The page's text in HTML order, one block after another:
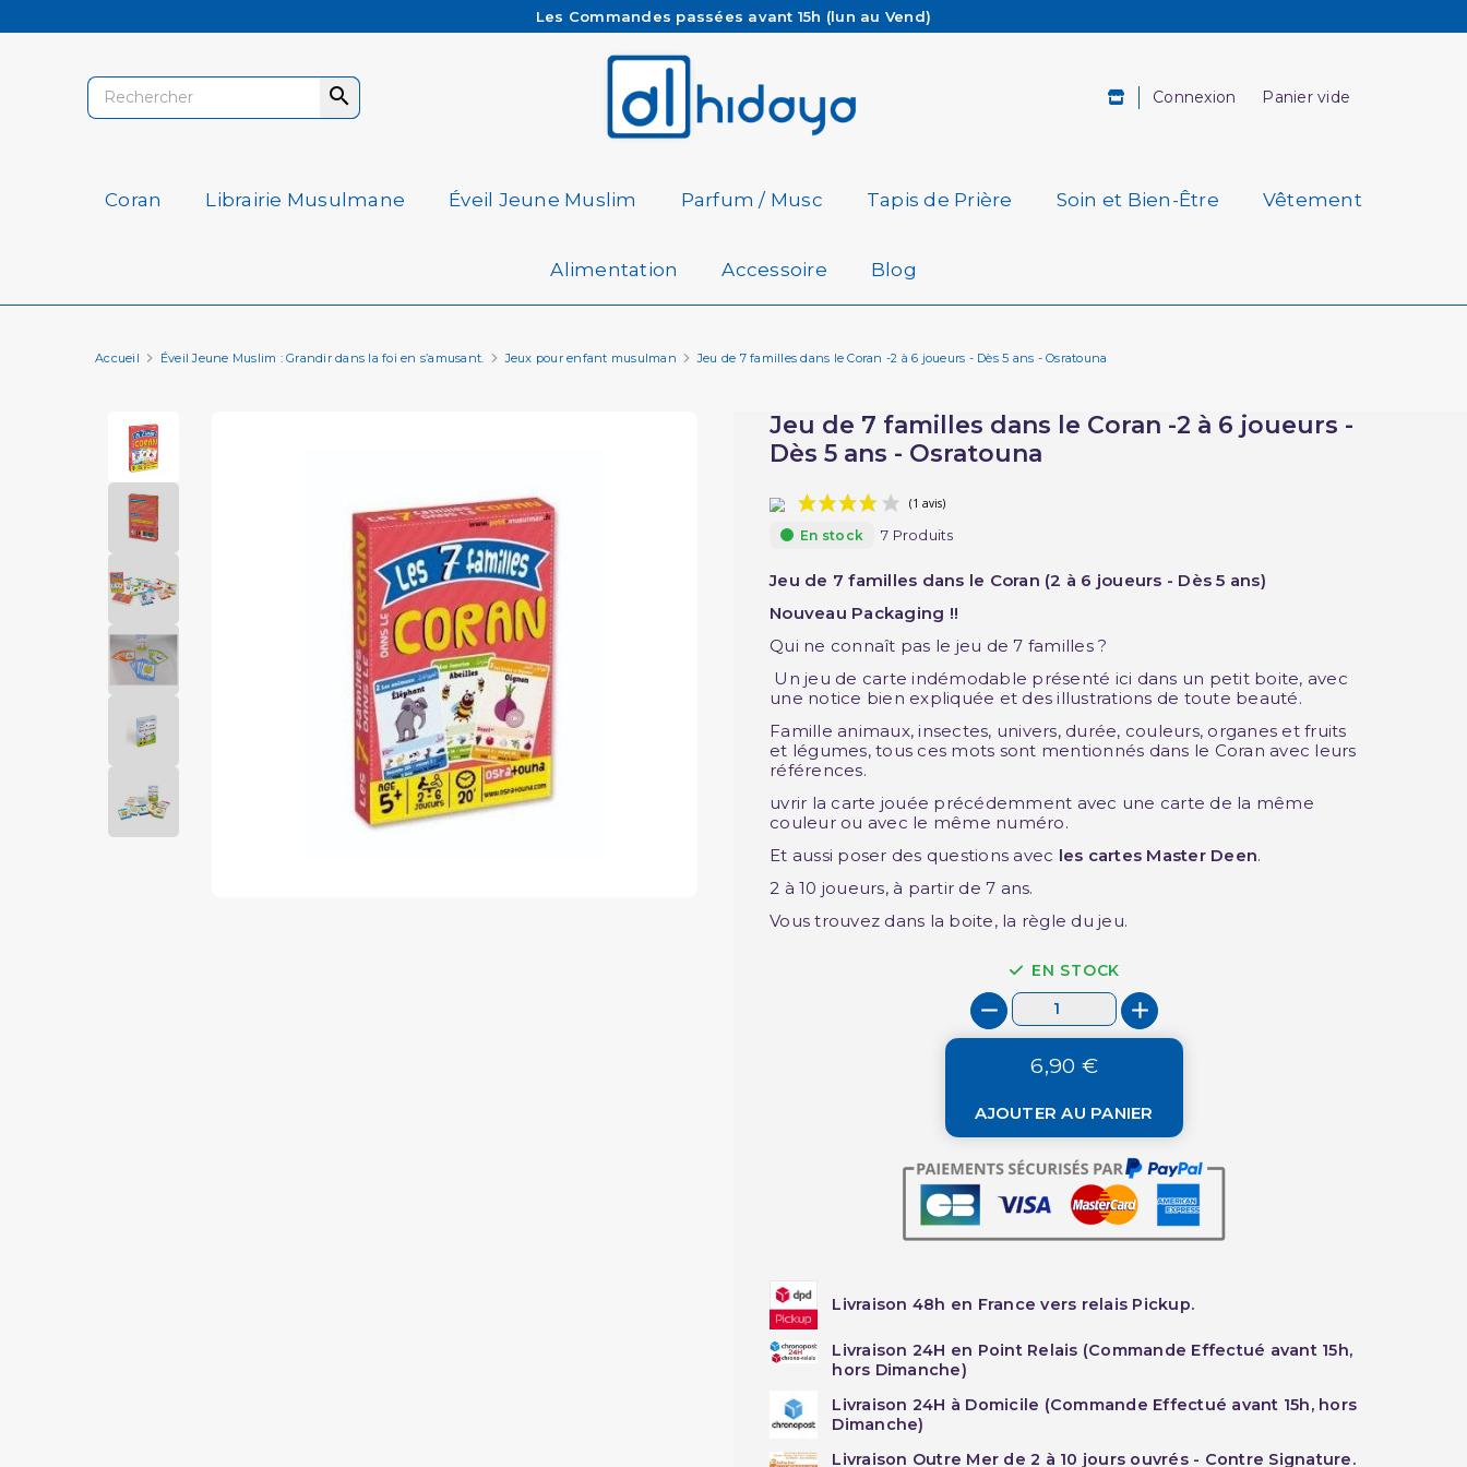
Les Commandes passées avant 15h (lun au Vend)
Besoin d'aide ? Retrouvez notre FAQ
Livraison offerte à partir de 65€ d'achat*
 Connexion Panier vide
Coran Librairie Musulmane Éveil Jeune Muslim Parfum / Musc Tapis de Prière Soin et Bien-Être Vêtement
Alimentation Accessoire Blog
Accueil Éveil Jeune Muslim : Grandir dans la foi en s’amusant. Jeux pour enfant musulman Jeu de 7 familles dans le Coran -2 à 6 joueurs - Dès 5 ans - Osratouna
Jeu de 7 familles dans le Coran -2 à 6 joueurs -
Dès 5 ans - Osratouna
(1 avis)
En stock 7 Produits
Jeu de 7 familles dans le Coran (2 à 6 joueurs - Dès 5 ans)
Nouveau Packaging !!
Qui ne connaît pas le jeu de 7 familles ?
Un jeu de carte indémodable présenté ici dans un petit boite, avec
une notice bien expliquée et des illustrations de toute beauté.
Famille animaux, insectes, univers, durée, couleurs, organes et fruits
et légumes, tous ces mots sont mentionnés dans le Coran avec leurs
références.
uvrir la carte jouée précédemment avec une carte de la même
couleur ou avec le même numéro.
Et aussi poser des questions avec les cartes Master Deen.
2 à 10 joueurs, à partir de 7 ans.
Vous trouvez dans la boite, la règle du jeu.
EN STOCK
6,90 €
AJOUTER AU PANIER
Livraison 48h en France vers relais Pickup.
Livraison 24H en Point Relais (Commande Effectué avant 15h,
hors Dimanche)
Livraison 24H à Domicile (Commande Effectué avant 15h, hors
Dimanche)
Livraison Outre Mer de 2 à 10 jours ouvrés - Contre Signature.